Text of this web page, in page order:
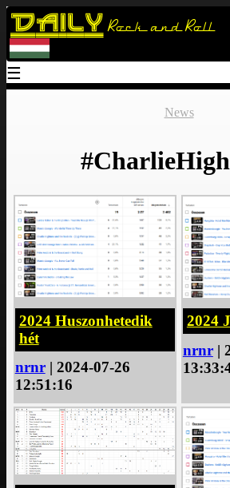
Daily Rock and Roll
☰
News
2024 Huszonhetedik
hét
nrnr| 2024-07-26
12:51:16
2024
nrnr|